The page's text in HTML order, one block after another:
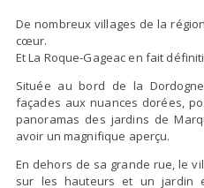
De nombreux villages de la
cœur.
Et La Roque-Gageac en fait
Située au bord de la
façades aux nuances dorées,
panoramas des jardins de
avoir un magnifique aperçu.
En dehors de sa grande rue, le
sur les hauteurs et un jardin